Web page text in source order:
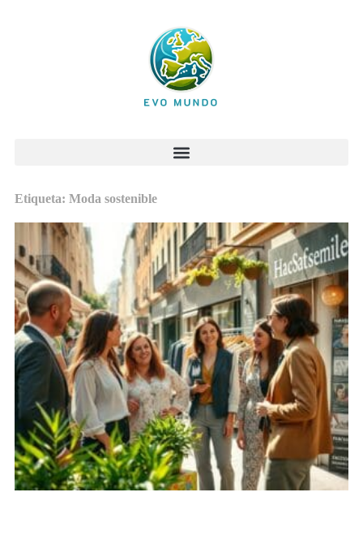
Etiqueta: Moda sostenible